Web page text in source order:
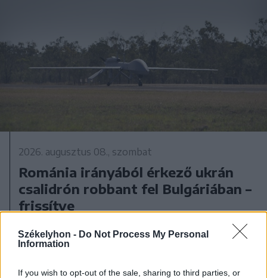
Székelyhon - Do Not Process My Personal
Information
If you wish to opt-out of the sale, sharing to third parties, or
2026. augusztus 08., szombat
Románia irányából érkező ukrán
csalidrón robbant fel Bulgáriában –
frissítve